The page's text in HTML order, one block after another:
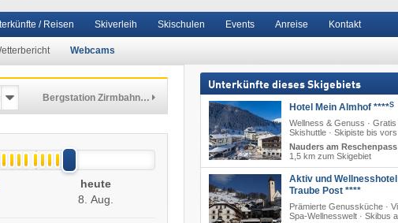
Webcams
/ Reisen Skiverleih Skischulen Events Anreise Kontakt
Bergstation Zirmbahn…
heute
8. Aug.
Unterkünfte dieses Skigebiets
Hotel Mein Almhof ****S
Wellness & Genuss · Gratis
Skishuttle · Skipiste bis
Nauders am Reschenpass
1,5 km zum Skigebiet
Aktiv und Wellnesshotel
Traube Post ****
Prämierte Genussküche ·
Spa-Wellnesswelt · Skibus